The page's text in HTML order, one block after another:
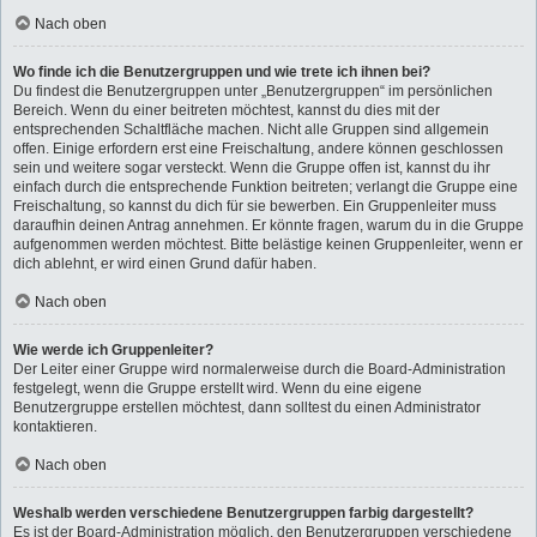
Nach oben
Wo finde ich die Benutzergruppen und wie trete ich ihnen bei?
Du findest die Benutzergruppen unter „Benutzergruppen“ im persönlichen
Bereich. Wenn du einer beitreten möchtest, kannst du dies mit der
entsprechenden Schaltfläche machen. Nicht alle Gruppen sind allgemein
offen. Einige erfordern erst eine Freischaltung, andere können geschlossen
sein und weitere sogar versteckt. Wenn die Gruppe offen ist, kannst du ihr
einfach durch die entsprechende Funktion beitreten; verlangt die Gruppe eine
Freischaltung, so kannst du dich für sie bewerben. Ein Gruppenleiter muss
daraufhin deinen Antrag annehmen. Er könnte fragen, warum du in die Gruppe
aufgenommen werden möchtest. Bitte belästige keinen Gruppenleiter, wenn er
dich ablehnt, er wird einen Grund dafür haben.
Nach oben
Wie werde ich Gruppenleiter?
Der Leiter einer Gruppe wird normalerweise durch die Board-Administration
festgelegt, wenn die Gruppe erstellt wird. Wenn du eine eigene
Benutzergruppe erstellen möchtest, dann solltest du einen Administrator
kontaktieren.
Nach oben
Weshalb werden verschiedene Benutzergruppen farbig dargestellt?
Es ist der Board-Administration möglich, den Benutzergruppen verschiedene